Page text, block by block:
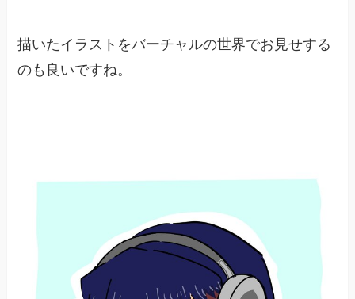
描いたイラストをバーチャルの世界でお見せする
のも良いですね。